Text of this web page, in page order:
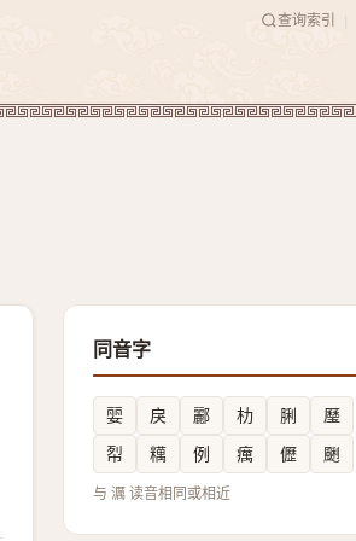
查询索引
同音字
婯 戾 酈 朸 脷
㻺
㡂
䊪 例 癘 儮 䬆
与 濿 读音相同或相近